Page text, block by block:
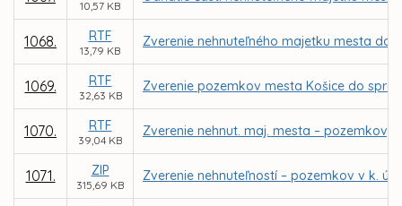
10,57 KB
1068. RTF
13,79 KB
Zverenie nehnuteľného majetku mesta do
1069. RTF
32,63 KB
Zverenie pozemkov mesta Košice do
1070. RTF
39,04 KB
Zverenie nehnut. maj. mesta – pozemkov,
1071. ZIP
315,69 KB
Zverenie nehnuteľností – pozemkov v k. ú.